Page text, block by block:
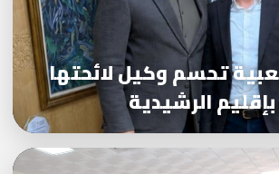
تحسم وكيل لائحتها
الرشيدية